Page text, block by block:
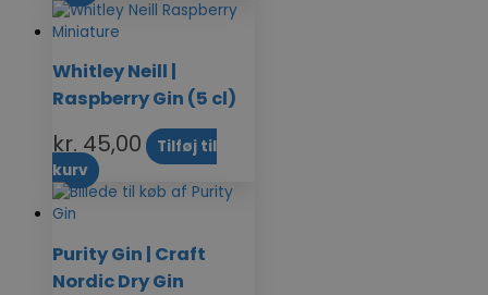
Whitley Neill |
Raspberry Gin (5 cl)
kr. 45,00
Tilføj til
kurv
Purity Gin | Craft
Nordic Dry Gin